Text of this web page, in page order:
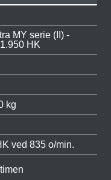
MY serie (II) -
HK
kg
ved 835 o/min.